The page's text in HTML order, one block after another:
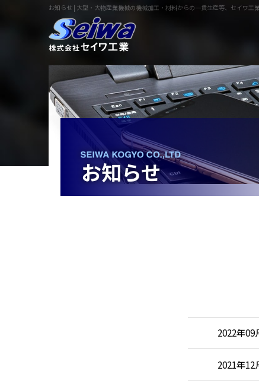
お知らせ | 大型・大物産業機械の機械加工・材料からの一貫生産等、セイワ工
お知らせ
2022年09
2021年12